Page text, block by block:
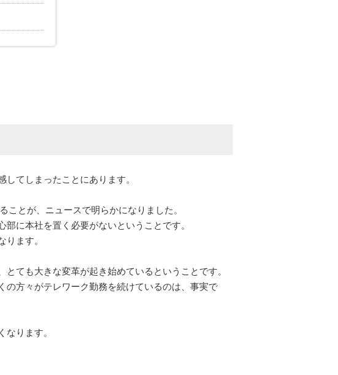
てしまったことにあります。
とが、ニュースで明らかになりました。
に本社を置く必要がないということです。
ます。
ても大きな変革が起き始めているということです。
の方々がテレワーク勤務を続けているのは、事実で
ります。